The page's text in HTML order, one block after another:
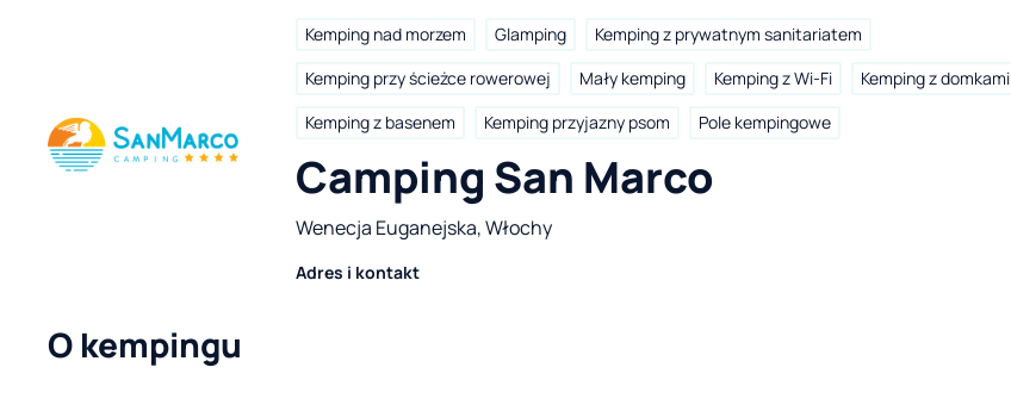
Kemping nad morzem Glamping
Kemping z prywatnym sanitariatem
Kemping przy ścieżce rowerowej
Mały kemping Kemping z Wi-Fi
Kemping z domkami
Kemping z basenem
Kemping przyjazny psom Pole kempingowe
Camping San Marco
Wenecja Euganejska, Włochy
Adres i kontakt
O kempingu